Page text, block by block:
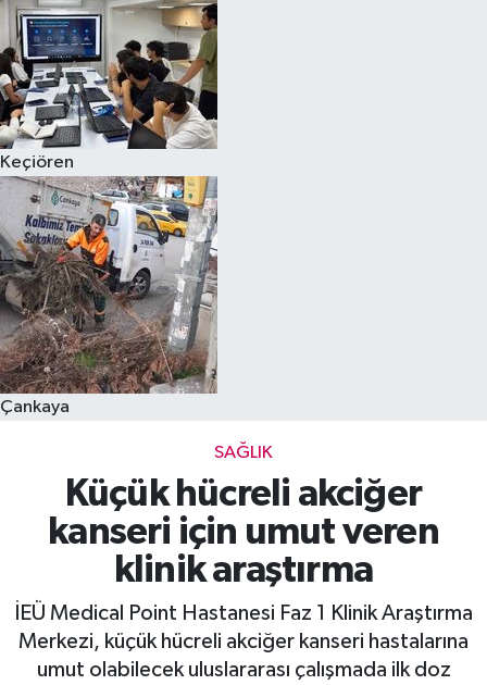
Keçiören
Çankaya
SAĞLIK
Küçük hücreli akciğer
kanseri için umut veren
klinik araştırma
İEÜ Medical Point Hastanesi Faz 1 Klinik Araştırma
Merkezi, küçük hücreli akciğer kanseri hastalarına
umut olabilecek uluslararası çalışmada ilk doz